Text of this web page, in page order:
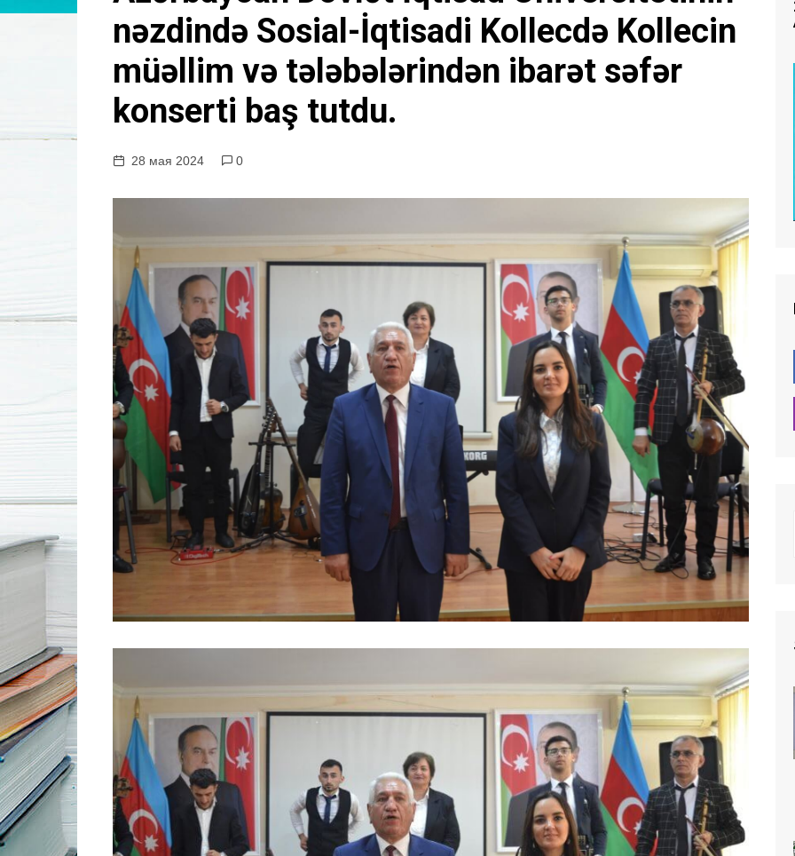
у
nəzdində Sosial-İqtisadi Kollecdə Kollecin
müəllim və tələbələrindən ibarət səfər
konserti baş tutdu.
28 мая 2024 0